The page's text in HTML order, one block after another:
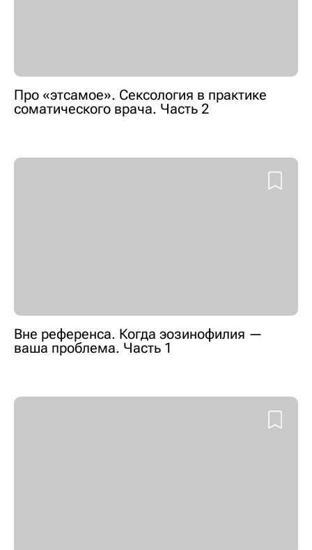
Про «этсамое». Сексология в практике
соматического врача. Часть 2
Вне референса. Когда эозинофилия —
ваша проблема. Часть 1